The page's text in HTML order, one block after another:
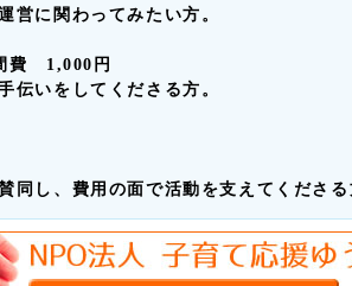
営に関わってみたい方。
費 1,000円
伝いをしてくださる方。
同し、費用の面で活動を支えてくださ